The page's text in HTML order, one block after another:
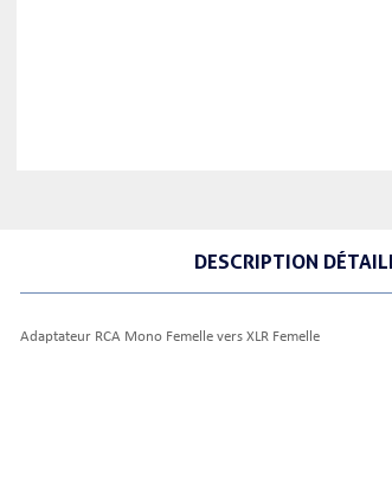
DESCRIPTION
Adaptateur RCA Mono Femelle vers XLR Femelle